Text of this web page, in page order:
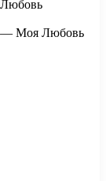
— Моя Любовь